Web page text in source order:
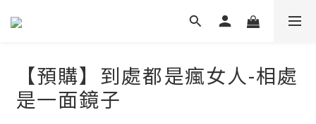
【預購】到處都是瘋女人-相處
是一面鏡子